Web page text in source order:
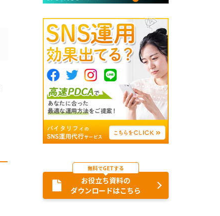
お役立ち資料の
ダウンロードはこちら
無料でGETする